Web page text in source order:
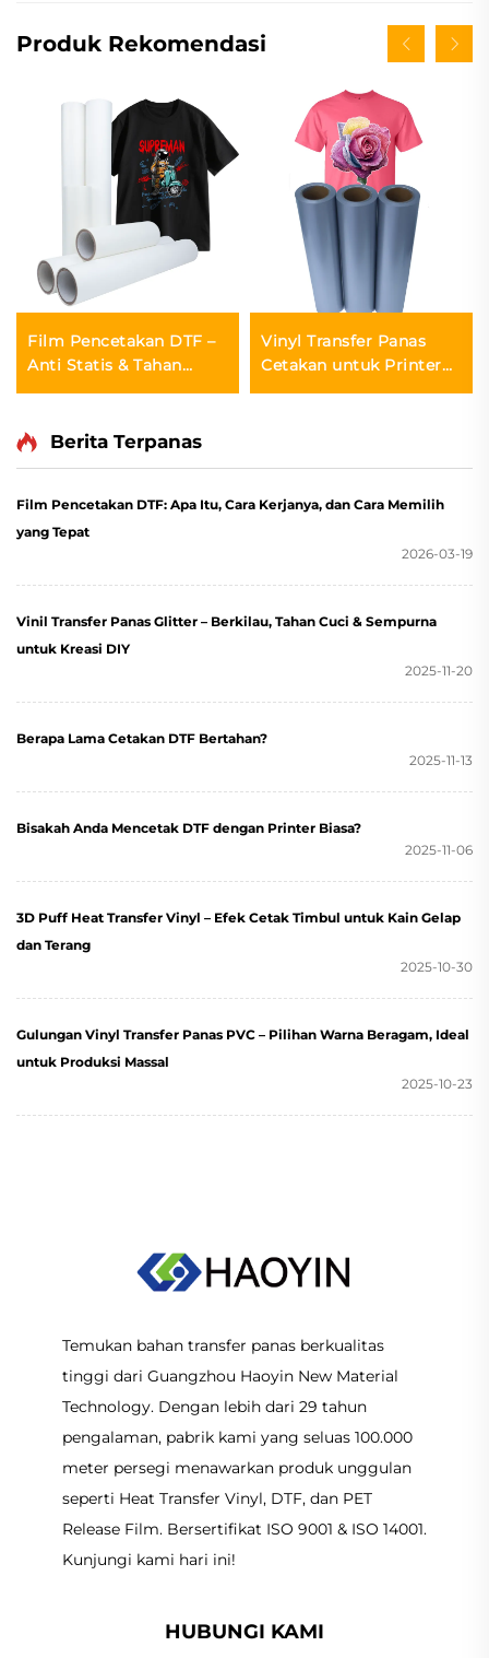
Produk Rekomendasi
Film Pencetakan DTF –
Anti Statis & Tahan
Kelembapan
Vinyl Transfer Panas
Cetakan untuk Printer
Inkjet
Berita Terpanas
Film Pencetakan DTF: Apa Itu, Cara Kerjanya, dan Cara Memilih
yang Tepat
2026-03-19
Vinil Transfer Panas Glitter – Berkilau, Tahan Cuci & Sempurna
untuk Kreasi DIY
2025-11-20
Berapa Lama Cetakan DTF Bertahan?
2025-11-13
Bisakah Anda Mencetak DTF dengan Printer Biasa?
2025-11-06
3D Puff Heat Transfer Vinyl – Efek Cetak Timbul untuk Kain Gelap
dan Terang
2025-10-30
Gulungan Vinyl Transfer Panas PVC – Pilihan Warna Beragam, Ideal
untuk Produksi Massal
2025-10-23
Temukan bahan transfer panas berkualitas
tinggi dari Guangzhou Haoyin New Material
Technology. Dengan lebih dari 29 tahun
pengalaman, pabrik kami yang seluas 100.000
meter persegi menawarkan produk unggulan
seperti Heat Transfer Vinyl, DTF, dan PET
Release Film. Bersertifikat ISO 9001 & ISO 14001.
Kunjungi kami hari ini!
HUBUNGI KAMI